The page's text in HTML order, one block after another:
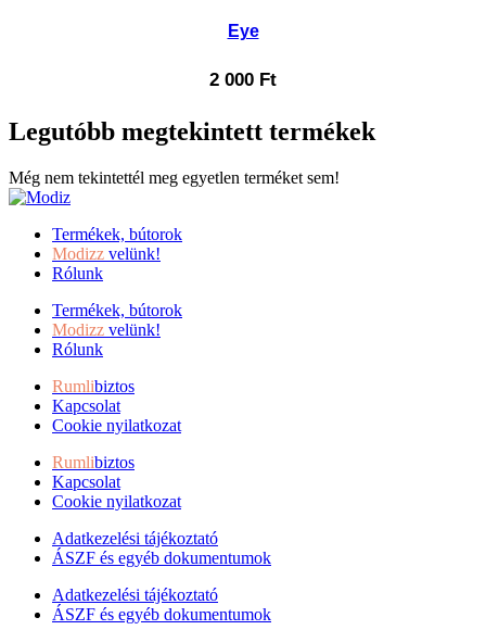
Eye
2 000 Ft
Legutóbb megtekintett termékek
Még nem tekintettél meg egyetlen terméket sem!
Termékek, bútorok
Modizz velünk!
Rólunk
Termékek, bútorok
Modizz velünk!
Rólunk
Rumlibiztos
Kapcsolat
Cookie nyilatkozat
Rumlibiztos
Kapcsolat
Cookie nyilatkozat
Adatkezelési tájékoztató
ÁSZF és egyéb dokumentumok
Adatkezelési tájékoztató
ÁSZF és egyéb dokumentumok